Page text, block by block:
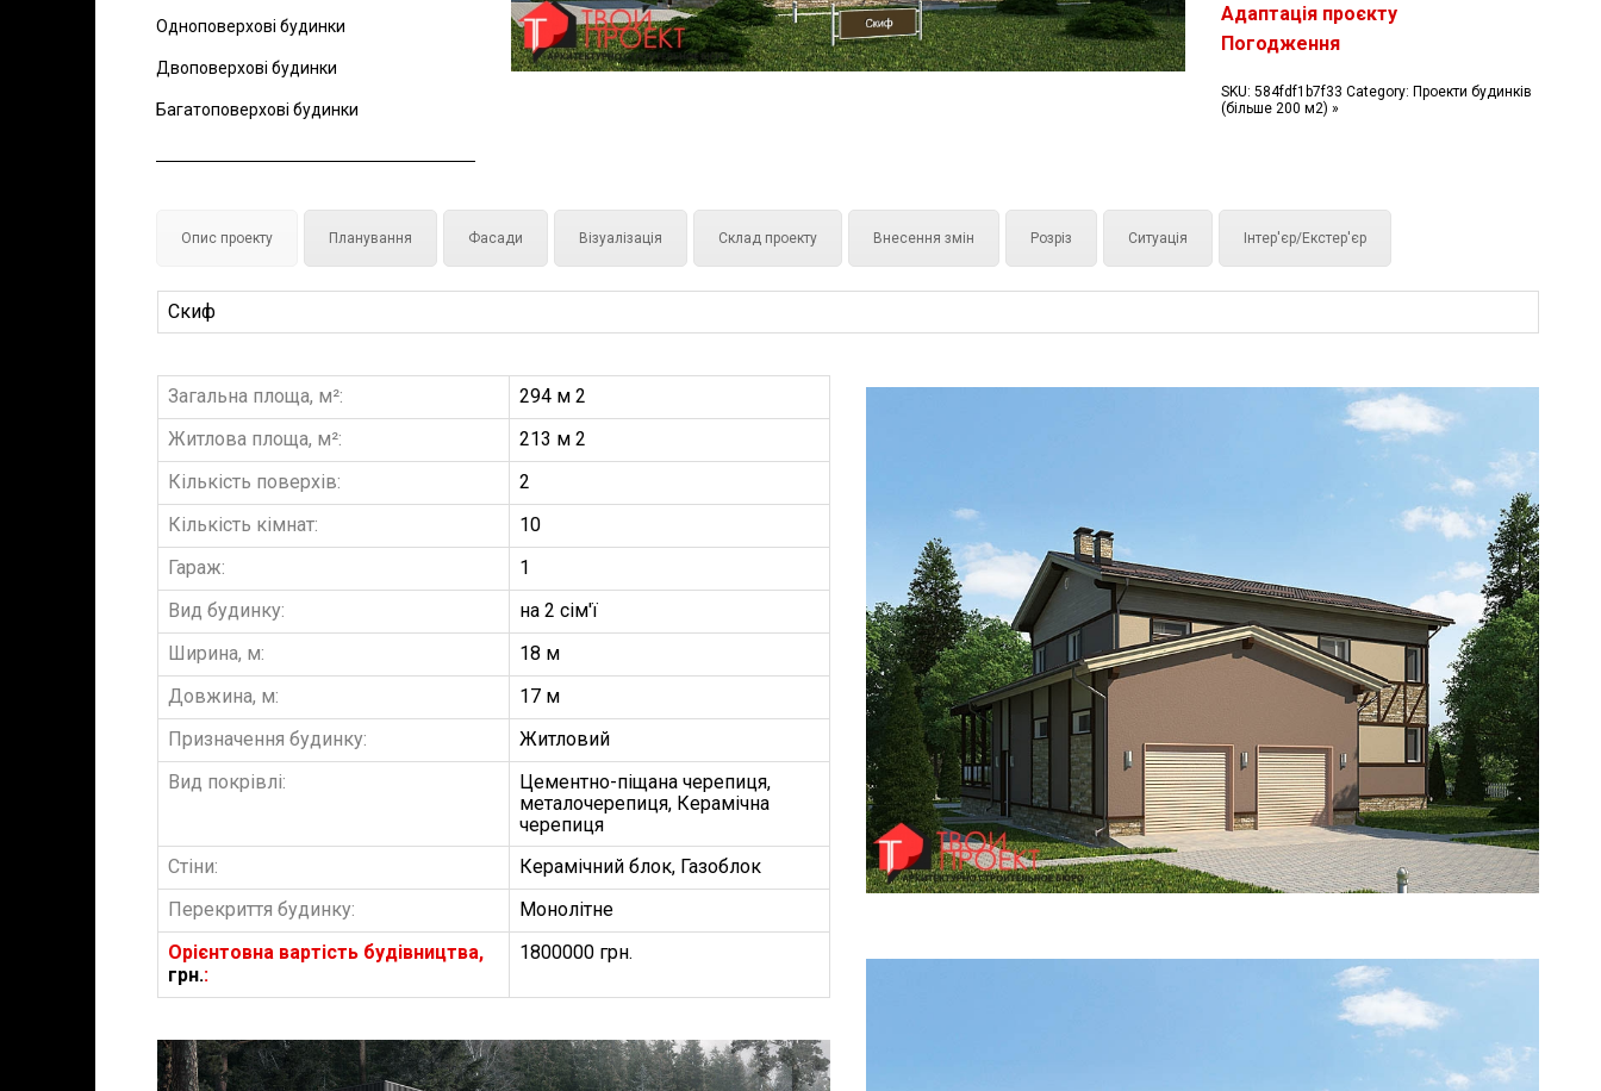
Одноповерхові будинки
Двоповерхові будинки
Багатоповерхові будинки
Адаптація проєкту
Погодження
SKU:584fdf1b7f33 Category:Проекти будинків
(більше 200 м2) »
Опис проекту Планування Фасади Візуалізація Склад проекту Внесення змін Розріз Ситуація Інтер'єр/Екстер'єр
Скиф
Загальна площа, м²:
294 м 2
Житлова площа, м²:
213 м 2
Кількість поверхів:
2
Кількість кімнат:
10
Гараж:
1
Вид будинку:
на 2 сім'ї
Ширина, м:
18 м
Довжина, м:
17 м
Призначення будинку:
Житловий
Вид покрівлі:
Цементно-піщана черепиця,
металочерепиця, Керамічна
черепиця
Стіни:
Керамічний блок, Газоблок
Перекриття будинку:
Монолітне
Орієнтовна вартість будівництва,
грн.:
1800000 грн.